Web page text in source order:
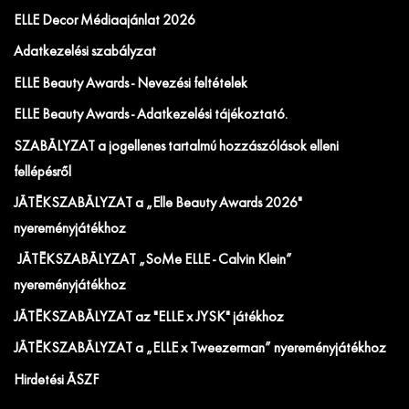
ELLE Decor Médiaajánlat 2026
Adatkezelési szabályzat
ELLE Beauty Awards - Nevezési feltételek
ELLE Beauty Awards - Adatkezelési tájékoztató.
SZABÁLYZAT a jogellenes tartalmú hozzászólások elleni
fellépésről
JÁTÉKSZABÁLYZAT a „Elle Beauty Awards 2026"
nyereményjátékhoz
JÁTÉKSZABÁLYZAT „SoMe ELLE - Calvin Klein”
nyereményjátékhoz
JÁTÉKSZABÁLYZAT az "ELLE x JYSK" játékhoz
JÁTÉKSZABÁLYZAT a „ELLE x Tweezerman” nyereményjátékhoz
Hirdetési ÁSZF